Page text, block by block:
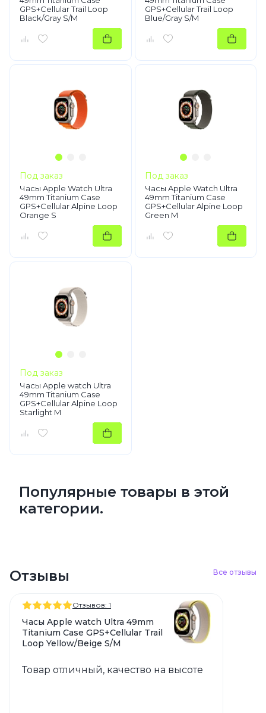
GPS+Cellular Trail Loop
Black/Gray S/M
GPS+Cellular Trail Loop
Blue/Gray S/M
Под заказ
Часы Apple Watch Ultra
49mm Titanium Case
GPS+Cellular Alpine Loop
Orange S
Под заказ
Часы Apple Watch Ultra
49mm Titanium Case
GPS+Cellular Alpine Loop
Green M
Под заказ
Часы Apple watch Ultra
49mm Titanium Case
GPS+Cellular Alpine Loop
Starlight M
Популярные товары в этой
категории.
Отзывы Все отзывы
Отзывов: 1
Часы Apple watch Ultra 49mm
Titanium Case GPS+Cellular Trail
Loop Yellow/Beige S/M
Товар отличный, качество на высоте